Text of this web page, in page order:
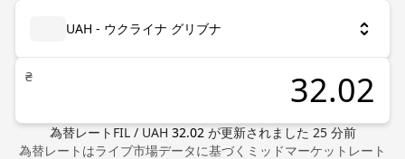
UAH - ウクライナ グリブナ
₴
為替レート FIL/ UAH 32.02 が更新されました 25分前
為替レートはライブ市場データに基づくミッドマーケットレート